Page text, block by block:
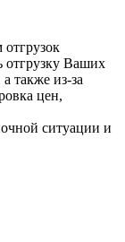
отгрузку Ваших
также из-за
цен,
ситуации и